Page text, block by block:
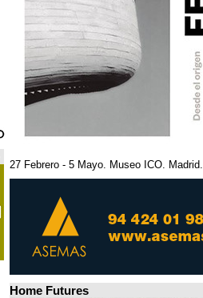
27 Febrero - 5 Mayo. Museo ICO. Madrid.
Home Futures